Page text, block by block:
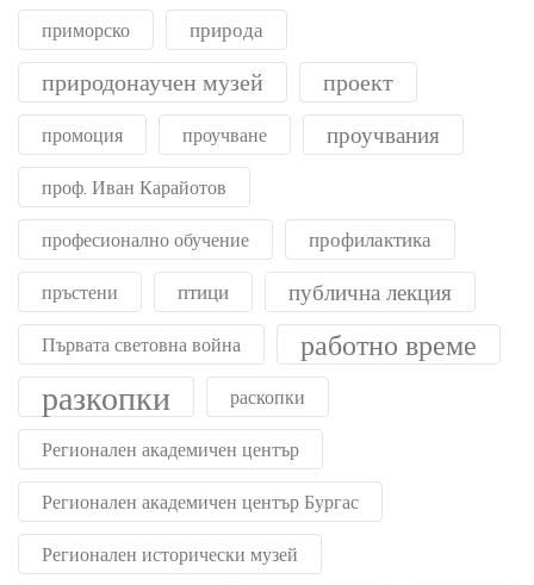
приморско природа
природонаучен музей проект
промоция проучване проучвания
проф. Иван Карайотов
професионално обучение профилактика
пръстени птици публична лекция
Първата световна война работно време
разкопки раскопки
Регионален академичен център
Регионален академичен център Бургас
Регионален исторически музей